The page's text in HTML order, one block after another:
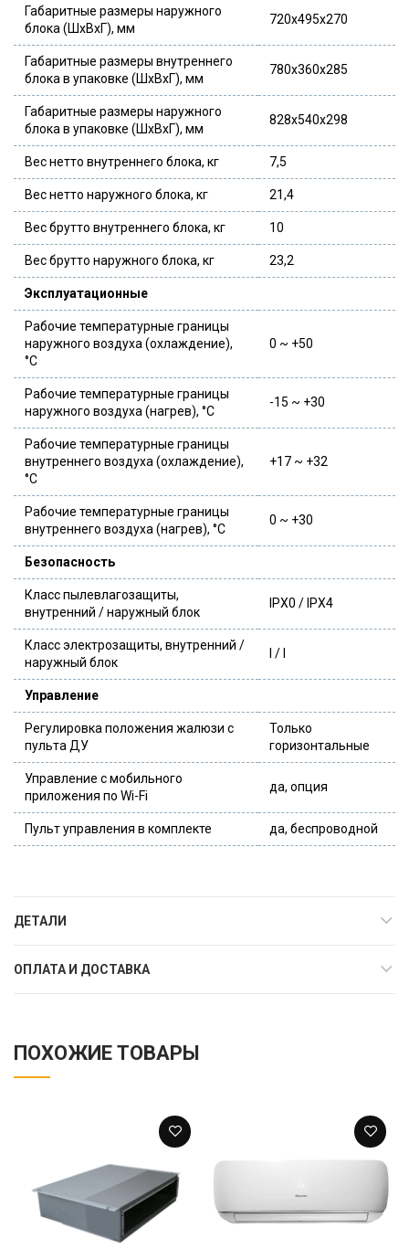
Габаритные размеры наружного
блока (ШxВxГ), мм
720x495x270
Габаритные размеры внутреннего
блока в упаковке (ШxВxГ), мм
780x360x285
Габаритные размеры наружного
блока в упаковке (ШxВxГ), мм
828x540x298
Вес нетто внутреннего блока, кг 7,5
Вес нетто наружного блока, кг 21,4
Вес брутто внутреннего блока, кг 10
Вес брутто наружного блока, кг 23,2
Эксплуатационные
Рабочие температурные границы
наружного воздуха (охлаждение),
°C
0 ~ +50
Рабочие температурные границы
наружного воздуха (нагрев), °C
-15 ~ +30
Рабочие температурные границы
внутреннего воздуха (охлаждение),
°C
+17 ~ +32
Рабочие температурные границы
внутреннего воздуха (нагрев), °C
0 ~ +30
Безопасность
Класс пылевлагозащиты,
внутренний / наружный блок
IPX0 / IPX4
Класс электрозащиты, внутренний /
наружный блок
I / I
Управление
Регулировка положения жалюзи с
пульта ДУ
Только
горизонтальные
Управление c мобильного
приложения по Wi-Fi
да, опция
Пульт управления в комплекте да, беспроводной
ДЕТАЛИ
ОПЛАТА И ДОСТАВКА
ПОХОЖИЕ ТОВАРЫ